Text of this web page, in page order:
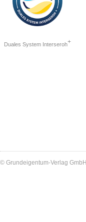
Duales System Interseroh+
© Grundeigentum-Verlag GmbH